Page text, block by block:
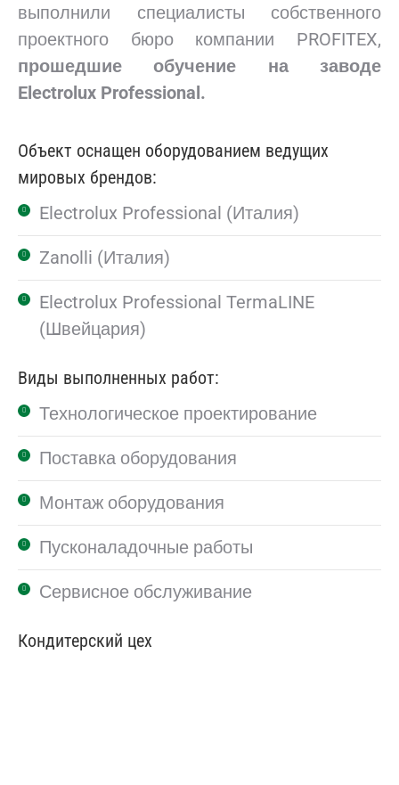
выполнили специалисты собственного
проектного бюро компании PROFITEX,
прошедшие обучение на заводе
Electrolux Professional.
Объект оснащен оборудованием ведущих
мировых брендов:
Electrolux Professional (Италия)
Zanolli (Италия)
Electrolux Professional TermaLINE
(Швейцария)
Виды выполненных работ:
Технологическое проектирование
Поставка оборудования
Монтаж оборудования
Пусконаладочные работы
Сервисное обслуживание
Кондитерский цех